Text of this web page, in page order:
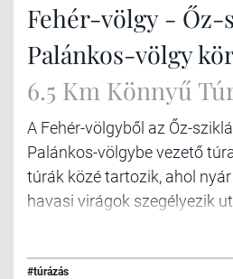
Fehér-völgy - Őz-
Palánkos-völgy
6.5 Km Könnyű
A Fehér-völgyből az Őz-
Palánkos-völgybe vezető
túrák közé tartozik, ahol
havasi virágok szegélyezik
#túrázás